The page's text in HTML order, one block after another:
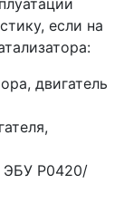
если на
двигатель
ЭБУ Р0420/